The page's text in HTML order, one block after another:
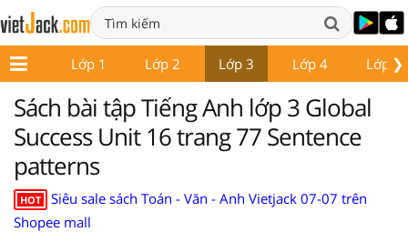
❯
Lớp 1 Lớp 2 Lớp 3 Lớp 4 Lớp 5
Sách bài tập Tiếng Anh lớp 3 Global
Success Unit 16 trang 77 Sentence
patterns
HOT
Siêu sale sách Toán - Văn - Anh Vietjack 07-07 trên
Shopee mall